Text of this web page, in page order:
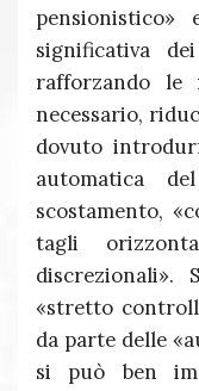
significativa
rafforzando
necessario,
dovuto
automatica
scostamento,
tagli
«stretto
da parte delle
si può ben